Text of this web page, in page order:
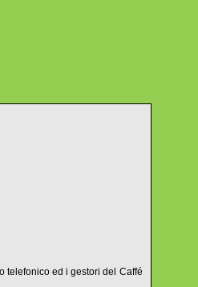
telefonico ed i gestori del Caffé